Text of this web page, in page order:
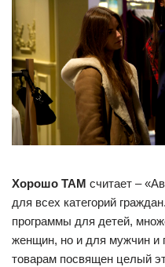
Хорошо ТАМ считает –
для всех категорий
программы для детей,
женщин, но и для мужчин и
товарам посвящен целый